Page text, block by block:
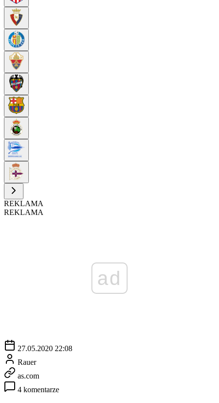
REKLAMA
REKLAMA
ad
27.05.2020 22:08
Rauer
as.com
4 komentarze